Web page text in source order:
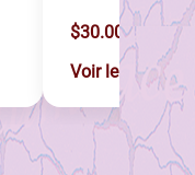
$30.00
Voir le produit